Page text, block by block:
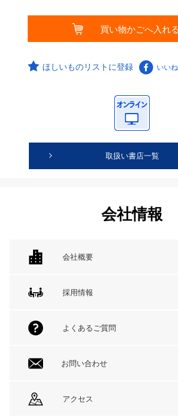
ほしいものリストに登録 いいね
取扱い書店一覧
会社情報
会社概要
採用情報
よくあるご質問
お問い合わせ
アクセス